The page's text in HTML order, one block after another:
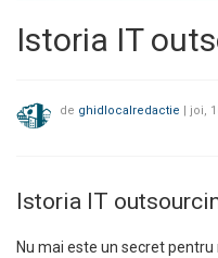
Istoria IT
de ghidlocalredactie | joi,
Istoria IT
Nu mai este un secret